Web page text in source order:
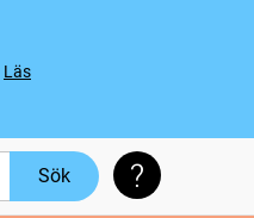
Läs
Sök Söktips